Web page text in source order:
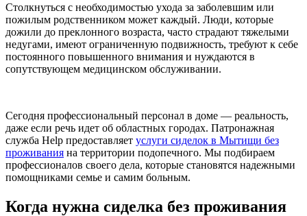
Столкнуться с необходимостью ухода за заболевшим или
пожилым родственником может каждый. Люди, которые
дожили до преклонного возраста, часто страдают тяжелыми
недугами, имеют ограниченную подвижность, требуют к себе
постоянного повышенного внимания и нуждаются в
сопутствующем медицинском обслуживании.
Сегодня профессиональный персонал в доме — реальность,
даже если речь идет об областных городах. Патронажная
служба Help предоставляет услуги сиделок в Мытищи без
проживания на территории подопечного. Мы подбираем
профессионалов своего дела, которые становятся надежными
помощниками семье и самим больным.
Когда нужна сиделка без проживания